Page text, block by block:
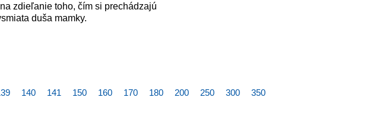
zdieľanie toho, čím si prechádzajú
duša mamky.
140 141 150 160 170 180 200 250 300 350